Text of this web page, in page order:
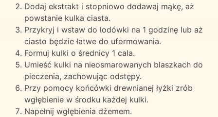
Dodaj ekstrakt i stopniowo dodawaj mąkę, aż
powstanie kulka ciasta.
Przykryj i wstaw do lodówki na 1 godzinę lub aż
ciasto będzie łatwe do uformowania.
Formuj kulki o średnicy 1 cala.
Umieść kulki na nieosmarowanych blaszkach do
pieczenia, zachowując odstępy.
Przy pomocy końcówki drewnianej łyżki zrób
wgłębienie w środku każdej kulki.
Napełnij wgłębienia dżemem.